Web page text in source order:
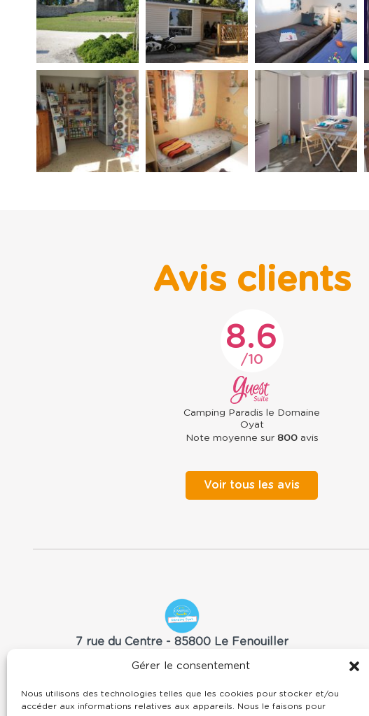
Gérer le consentement
Nous utilisons des technologies telles que les cookies pour stocker et/ou
accéder aux informations relatives aux appareils. Nous le faisons pour
Avis clients
8.6
10
Camping Paradis le Domaine
Oyat
Note moyenne sur 800avis
Voir tous les avis
Camping
Domaine
Oyat
7 rue du Centre - 85800 Le Fenouiller
contact@domaineoyat.com